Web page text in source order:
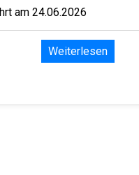
am 24.06.2026
Weiterlesen